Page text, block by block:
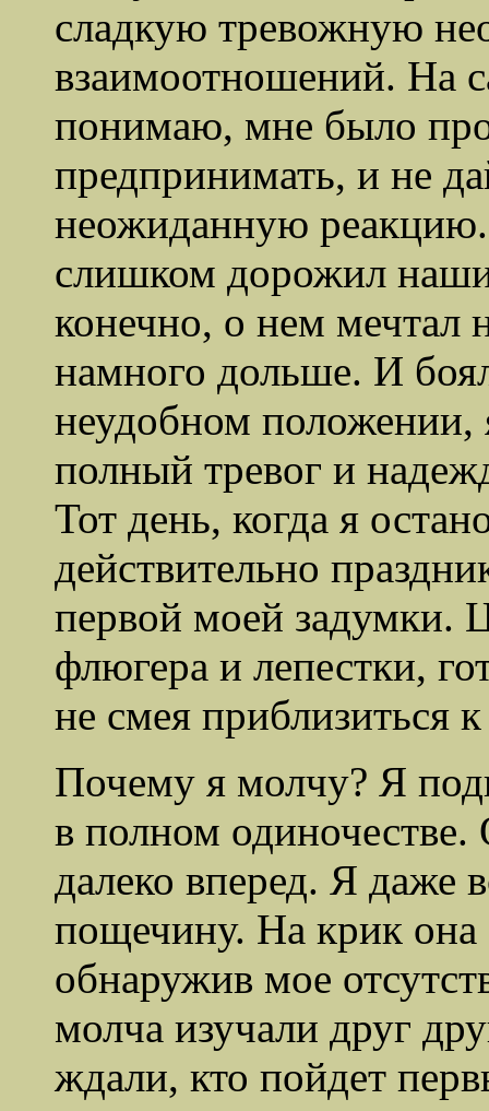
сладкую тревожную
взаимоотношений. На
понимаю, мне было
предпринимать, и не
неожиданную
слишком дорожил
конечно, о нем мечтал
намного дольше. И
неудобном положении,
полный тревог и
Тот день, когда я
действительно
первой моей задумки.
флюгера и лепестки,
не смея приблизиться
Почему я молчу? Я
в полном
далеко вперед. Я даже
пощечину. На крик она
обнаружив мое
молча изучали друг
ждали, кто пойдет